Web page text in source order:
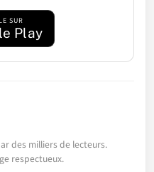
SUR
Play
des milliers de lecteurs.
respectueux.